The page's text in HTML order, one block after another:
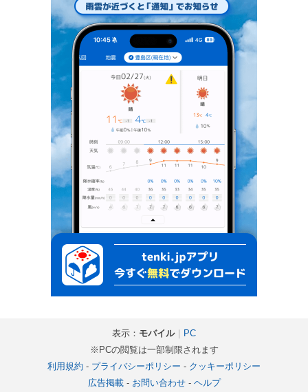
表示： モバイル｜ PC
※PCの閲覧は一部制限されます
利用規約 - プライバシーポリシー - クッキーポリシー
広告掲載- お問い合わせ- ヘルプ